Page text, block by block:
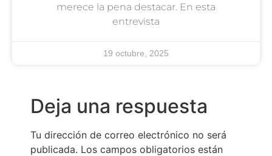
merece la pena destacar. En esta
entrevista
19 octubre, 2025
Deja una respuesta
Tu dirección de correo electrónico no será
publicada. Los campos obligatorios están